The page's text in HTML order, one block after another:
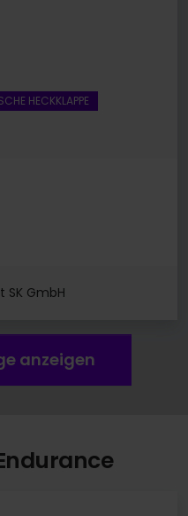
HECKKLAPPE
GmbH
anzeigen